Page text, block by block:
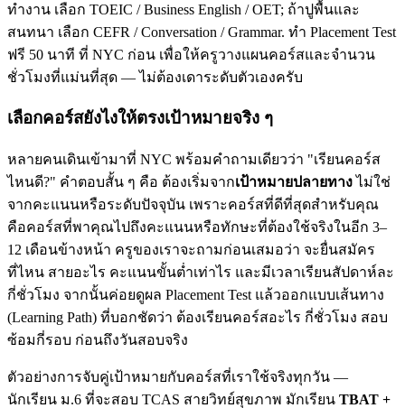
ทำงาน เลือก TOEIC / Business English / OET; ถ้าปูพื้นและ
สนทนา เลือก CEFR / Conversation / Grammar. ทำ Placement Test
ฟรี 50 นาที ที่ NYC ก่อน เพื่อให้ครูวางแผนคอร์สและจำนวน
ชั่วโมงที่แม่นที่สุด — ไม่ต้องเดาระดับตัวเองครับ
เลือกคอร์สยังไงให้ตรงเป้าหมายจริง ๆ
หลายคนเดินเข้ามาที่ NYC พร้อมคำถามเดียวว่า "เรียนคอร์ส
ไหนดี?" คำตอบสั้น ๆ คือ ต้องเริ่มจากเป้าหมายปลายทางไม่ใช่
จากคะแนนหรือระดับปัจจุบัน เพราะคอร์สที่ดีที่สุดสำหรับคุณ
คือคอร์สที่พาคุณไปถึงคะแนนหรือทักษะที่ต้องใช้จริงในอีก 3–
12 เดือนข้างหน้า ครูของเราจะถามก่อนเสมอว่า จะยื่นสมัคร
ที่ไหน สายอะไร คะแนนขั้นต่ำเท่าไร และมีเวลาเรียนสัปดาห์ละ
กี่ชั่วโมง จากนั้นค่อยดูผล Placement Test แล้วออกแบบเส้นทาง
(Learning Path) ที่บอกชัดว่า ต้องเรียนคอร์สอะไร กี่ชั่วโมง สอบ
ซ้อมกี่รอบ ก่อนถึงวันสอบจริง
ตัวอย่างการจับคู่เป้าหมายกับคอร์สที่เราใช้จริงทุกวัน —
นักเรียน ม.6 ที่จะสอบ TCAS สายวิทย์สุขภาพ มักเรียน TBAT +